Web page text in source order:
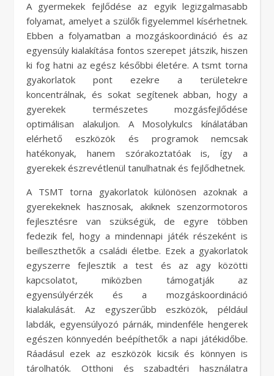
A gyermekek fejlődése az egyik legizgalmasabb
folyamat, amelyet a szülők figyelemmel kísérhetnek.
Ebben a folyamatban a mozgáskoordináció és az
egyensúly kialakítása fontos szerepet játszik, hiszen
ki fog hatni az egész későbbi életére. A tsmt torna
gyakorlatok pont ezekre a területekre
koncentrálnak, és sokat segítenek abban, hogy a
gyerekek természetes mozgásfejlődése
optimálisan alakuljon. A Mosolykulcs kínálatában
elérhető eszközök és programok nemcsak
hatékonyak, hanem szórakoztatóak is, így a
gyerekek észrevétlenül tanulhatnak és fejlődhetnek.
A TSMT torna gyakorlatok különösen azoknak a
gyerekeknek hasznosak, akiknek szenzormotoros
fejlesztésre van szükségük, de egyre többen
fedezik fel, hogy a mindennapi játék részeként is
beilleszthetők a családi életbe. Ezek a gyakorlatok
egyszerre fejlesztik a test és az agy közötti
kapcsolatot, miközben támogatják az
egyensúlyérzék és a mozgáskoordináció
kialakulását. Az egyszerűbb eszközök, például
labdák, egyensúlyozó párnák, mindenféle hengerek
egészen könnyedén beépíthetők a napi játékidőbe.
Ráadásul ezek az eszközök kicsik és könnyen is
tárolhatók. Otthoni és szabadtéri használatra